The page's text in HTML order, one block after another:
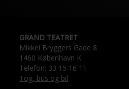
GRAND TEATRET
Mikkel Bryggers Gade 8
1460 København K
Telefon: 33 15 16 11
Tog, bus og bil